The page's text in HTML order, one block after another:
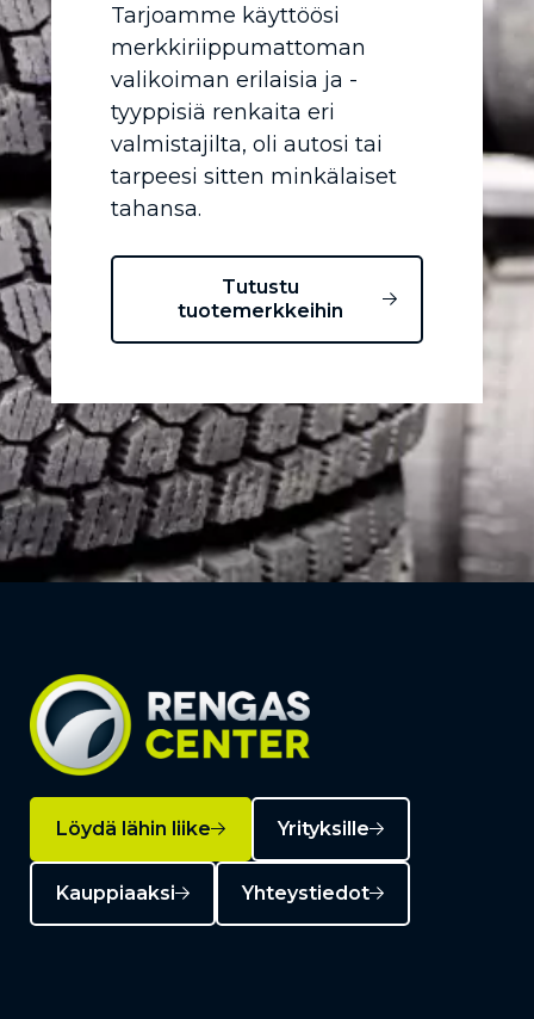
Tarjoamme käyttöösi
merkkiriippumattoman
valikoiman erilaisia ja -
tyyppisiä renkaita eri
valmistajilta, oli autosi tai
tarpeesi sitten minkälaiset
tahansa.
Tutustu
tuotemerkkeihin
Löydä lähin liike Yrityksille
Kauppiaaksi Yhteystiedot